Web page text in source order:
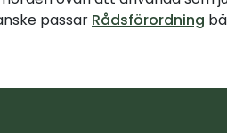
passar Rådsförordning